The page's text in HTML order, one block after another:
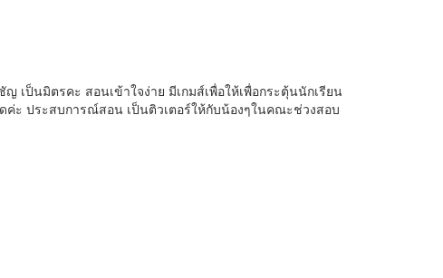
ป็นมิตรคะ สอนเข้าใจง่าย มีเกมส์เพื่อให้เพื่อกระตุ้นนักเรียน
ค่ะ ประสบการณ์สอน เป็นติวเตอร์ให้กับน้องๆในคณะช่วงสอบ